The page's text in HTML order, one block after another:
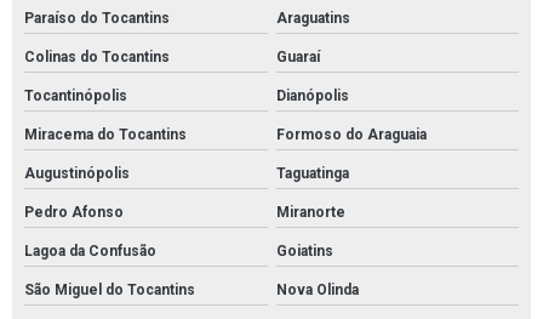
Paraíso do Tocantins Araguatins
Colinas do Tocantins Guaraí
Tocantinópolis Dianópolis
Miracema do Tocantins Formoso do Araguaia
Augustinópolis Taguatinga
Pedro Afonso Miranorte
Lagoa da Confusão Goiatins
São Miguel do Tocantins Nova Olinda